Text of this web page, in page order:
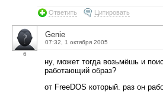
Ответить Цитировать
6
Genie
07:32, 1 октября 2005
ну, может тогда возьмёшь и
работающий образ?
от FreeDOS который. раз он